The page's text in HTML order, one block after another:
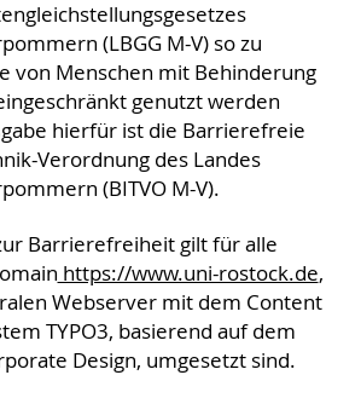
(LBGG M-V) so zu
von Menschen mit Behinderung
genutzt werden
hierfür ist die Barrierefreie
Verordnung des Landes
(BITVO M-V).
Barrierefreiheit gilt für alle
https://www.uni-rostock.de,
Webserver mit dem Content
TYPO3, basierend auf dem
Design, umgesetzt sind.